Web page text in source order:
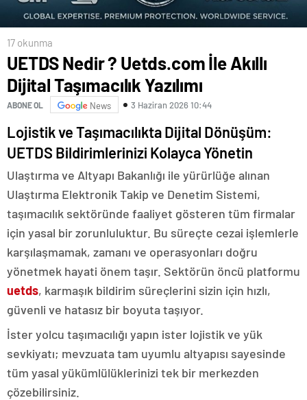
17 okunma
UETDS Nedir ? Uetds.com İle Akıllı
Dijital Taşımacılık Yazılımı
ABONE OL News 3 Haziran 2026 10:44
Lojistik ve Taşımacılıkta Dijital Dönüşüm:
UETDS Bildirimlerinizi Kolayca Yönetin
Ulaştırma ve Altyapı Bakanlığı ile yürürlüğe alınan
Ulaştırma Elektronik Takip ve Denetim Sistemi,
taşımacılık sektöründe faaliyet gösteren tüm firmalar
için yasal bir zorunluluktur. Bu süreçte cezai işlemlerle
karşılaşmamak, zamanı ve operasyonları doğru
yönetmek hayati önem taşır. Sektörün öncü platformu
uetds, karmaşık bildirim süreçlerini sizin için hızlı,
güvenli ve hatasız bir boyuta taşıyor.
İster yolcu taşımacılığı yapın ister lojistik ve yük
sevkiyatı; mevzuata tam uyumlu altyapısı sayesinde
tüm yasal yükümlülüklerinizi tek bir merkezden
çözebilirsiniz.